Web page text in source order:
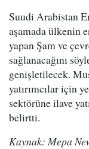
Suudi Arabistan
aşamada ülkenin
yapan Şam ve
sağlanacağını
genişletilecek.
yatırımcılar için
sektörüne ilave
belirtti.
Kaynak: Mepa